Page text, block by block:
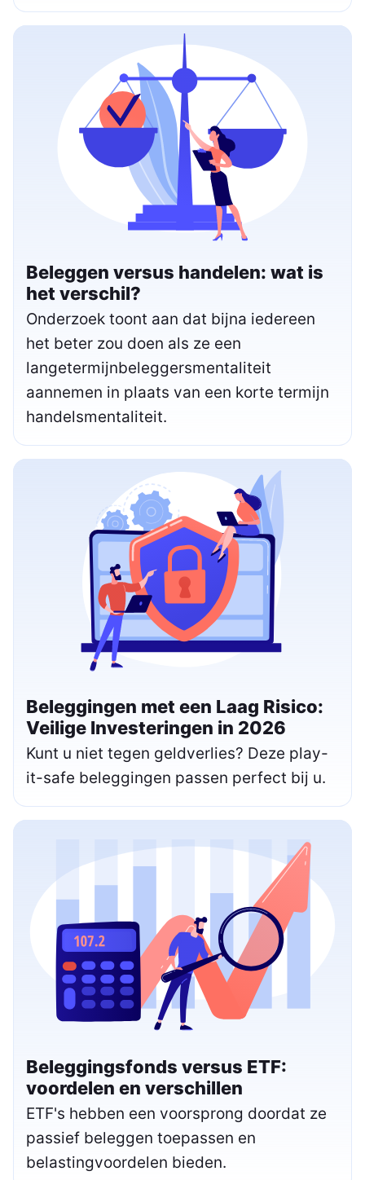
Beleggen versus handelen: wat is
het verschil?
Onderzoek toont aan dat bijna iedereen
het beter zou doen als ze een
langetermijnbeleggersmentaliteit
aannemen in plaats van een korte termijn
handelsmentaliteit.
Beleggingen met een Laag Risico:
Veilige Investeringen in 2026
Kunt u niet tegen geldverlies? Deze play-
it-safe beleggingen passen perfect bij u.
Beleggingsfonds versus ETF:
voordelen en verschillen
ETF's hebben een voorsprong doordat ze
passief beleggen toepassen en
belastingvoordelen bieden.